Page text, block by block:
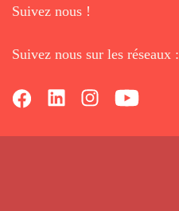
Suivez nous !
Suivez nous sur les réseaux :